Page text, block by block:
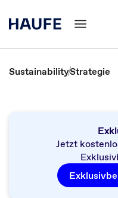
SustainabilityStrategie
Jetzt